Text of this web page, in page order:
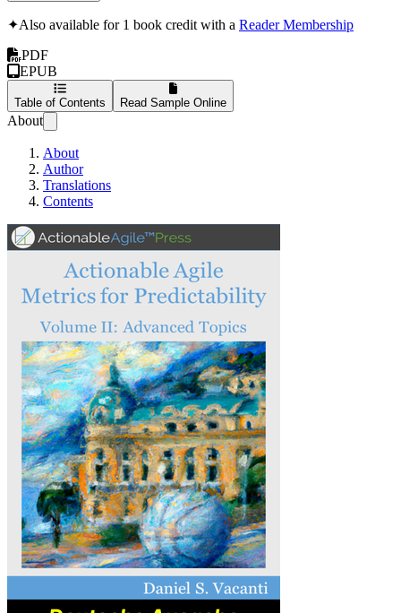
✦Also available for 1 book credit with a Reader Membership
PDF
EPUB
Table of Contents Read Sample Online
About
About
Author
Translations
Contents